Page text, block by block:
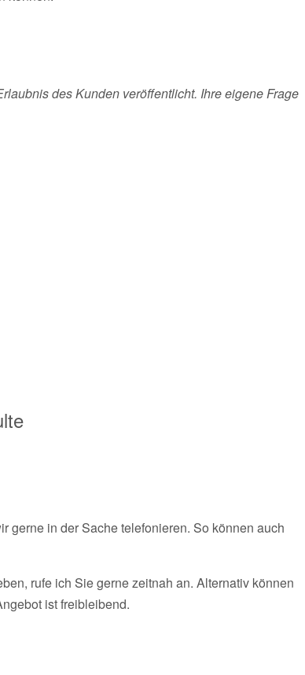
des Kunden veröffentlicht. Ihre eigene Frage
gerne in der Sache telefonieren. So können auch
rufe ich Sie gerne zeitnah an. Alternativ können
ist freibleibend.